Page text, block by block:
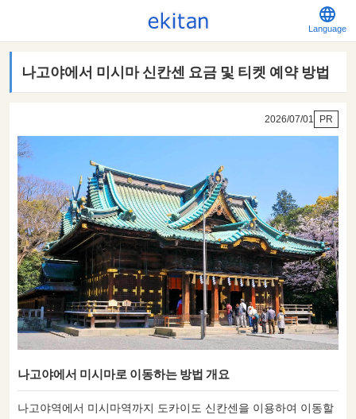
Language
나고야에서 미시마 신칸센 요금 및 티켓 예약 방법
2026/07/01 PR
나고야에서 미시마로 이동하는 방법 개요
나고야역에서 미시마역까지 도카이도 신칸센을 이용하여 이동할